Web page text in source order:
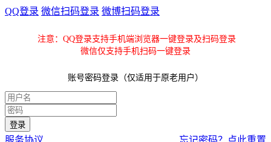
QQ登录 微信扫码登录 微博扫码登录
注意：QQ登录支持手机端浏览器一键登录及扫码登录
微信仅支持手机扫码一键登录
账号密码登录（仅适用于原老用户）